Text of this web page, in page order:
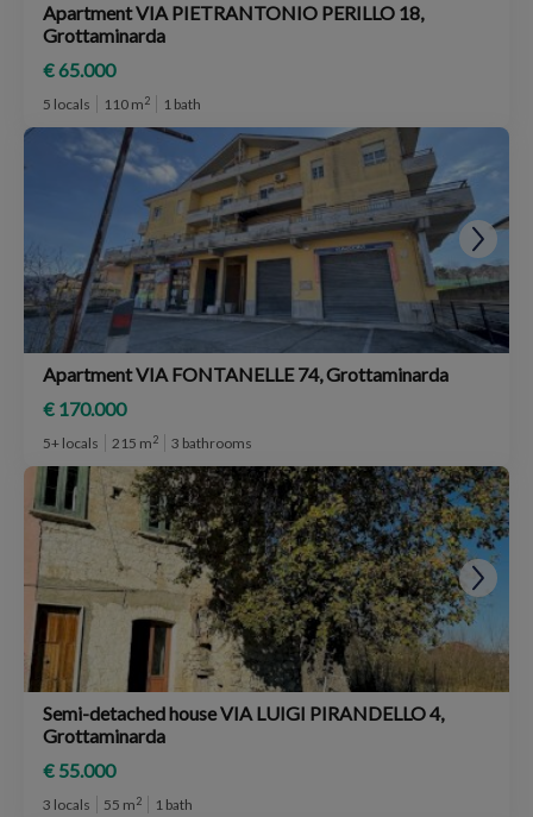
Apartment VIA PIETRANTONIO PERILLO 18,
Grottaminarda
€ 65.000
5 locals 110 m2 1 bath
Apartment VIA FONTANELLE 74, Grottaminarda
€ 170.000
5+ locals 215 m2 3 bathrooms
Semi-detached house VIA LUIGI PIRANDELLO 4,
Grottaminarda
€ 55.000
3 locals 55 m2 1 bath